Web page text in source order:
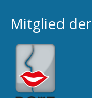
Mitglied der